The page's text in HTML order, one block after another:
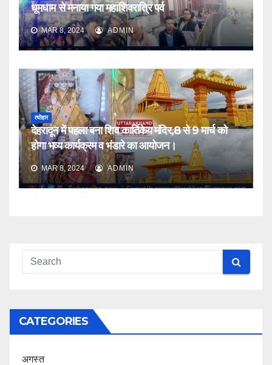
धूमधाम से मनाया गया महाशिवरात्रि पर्व
MAR 8, 2024 ADMIN
त्योहार
देहरादून में पहला बना शिव कार्तिकेय मंदिर,8 से 9 मार्च को
होगा भव्य कार्यक्रम व भंडारे का आयोजन।
MAR 8, 2024 ADMIN
CATEGORIES
अगस्त